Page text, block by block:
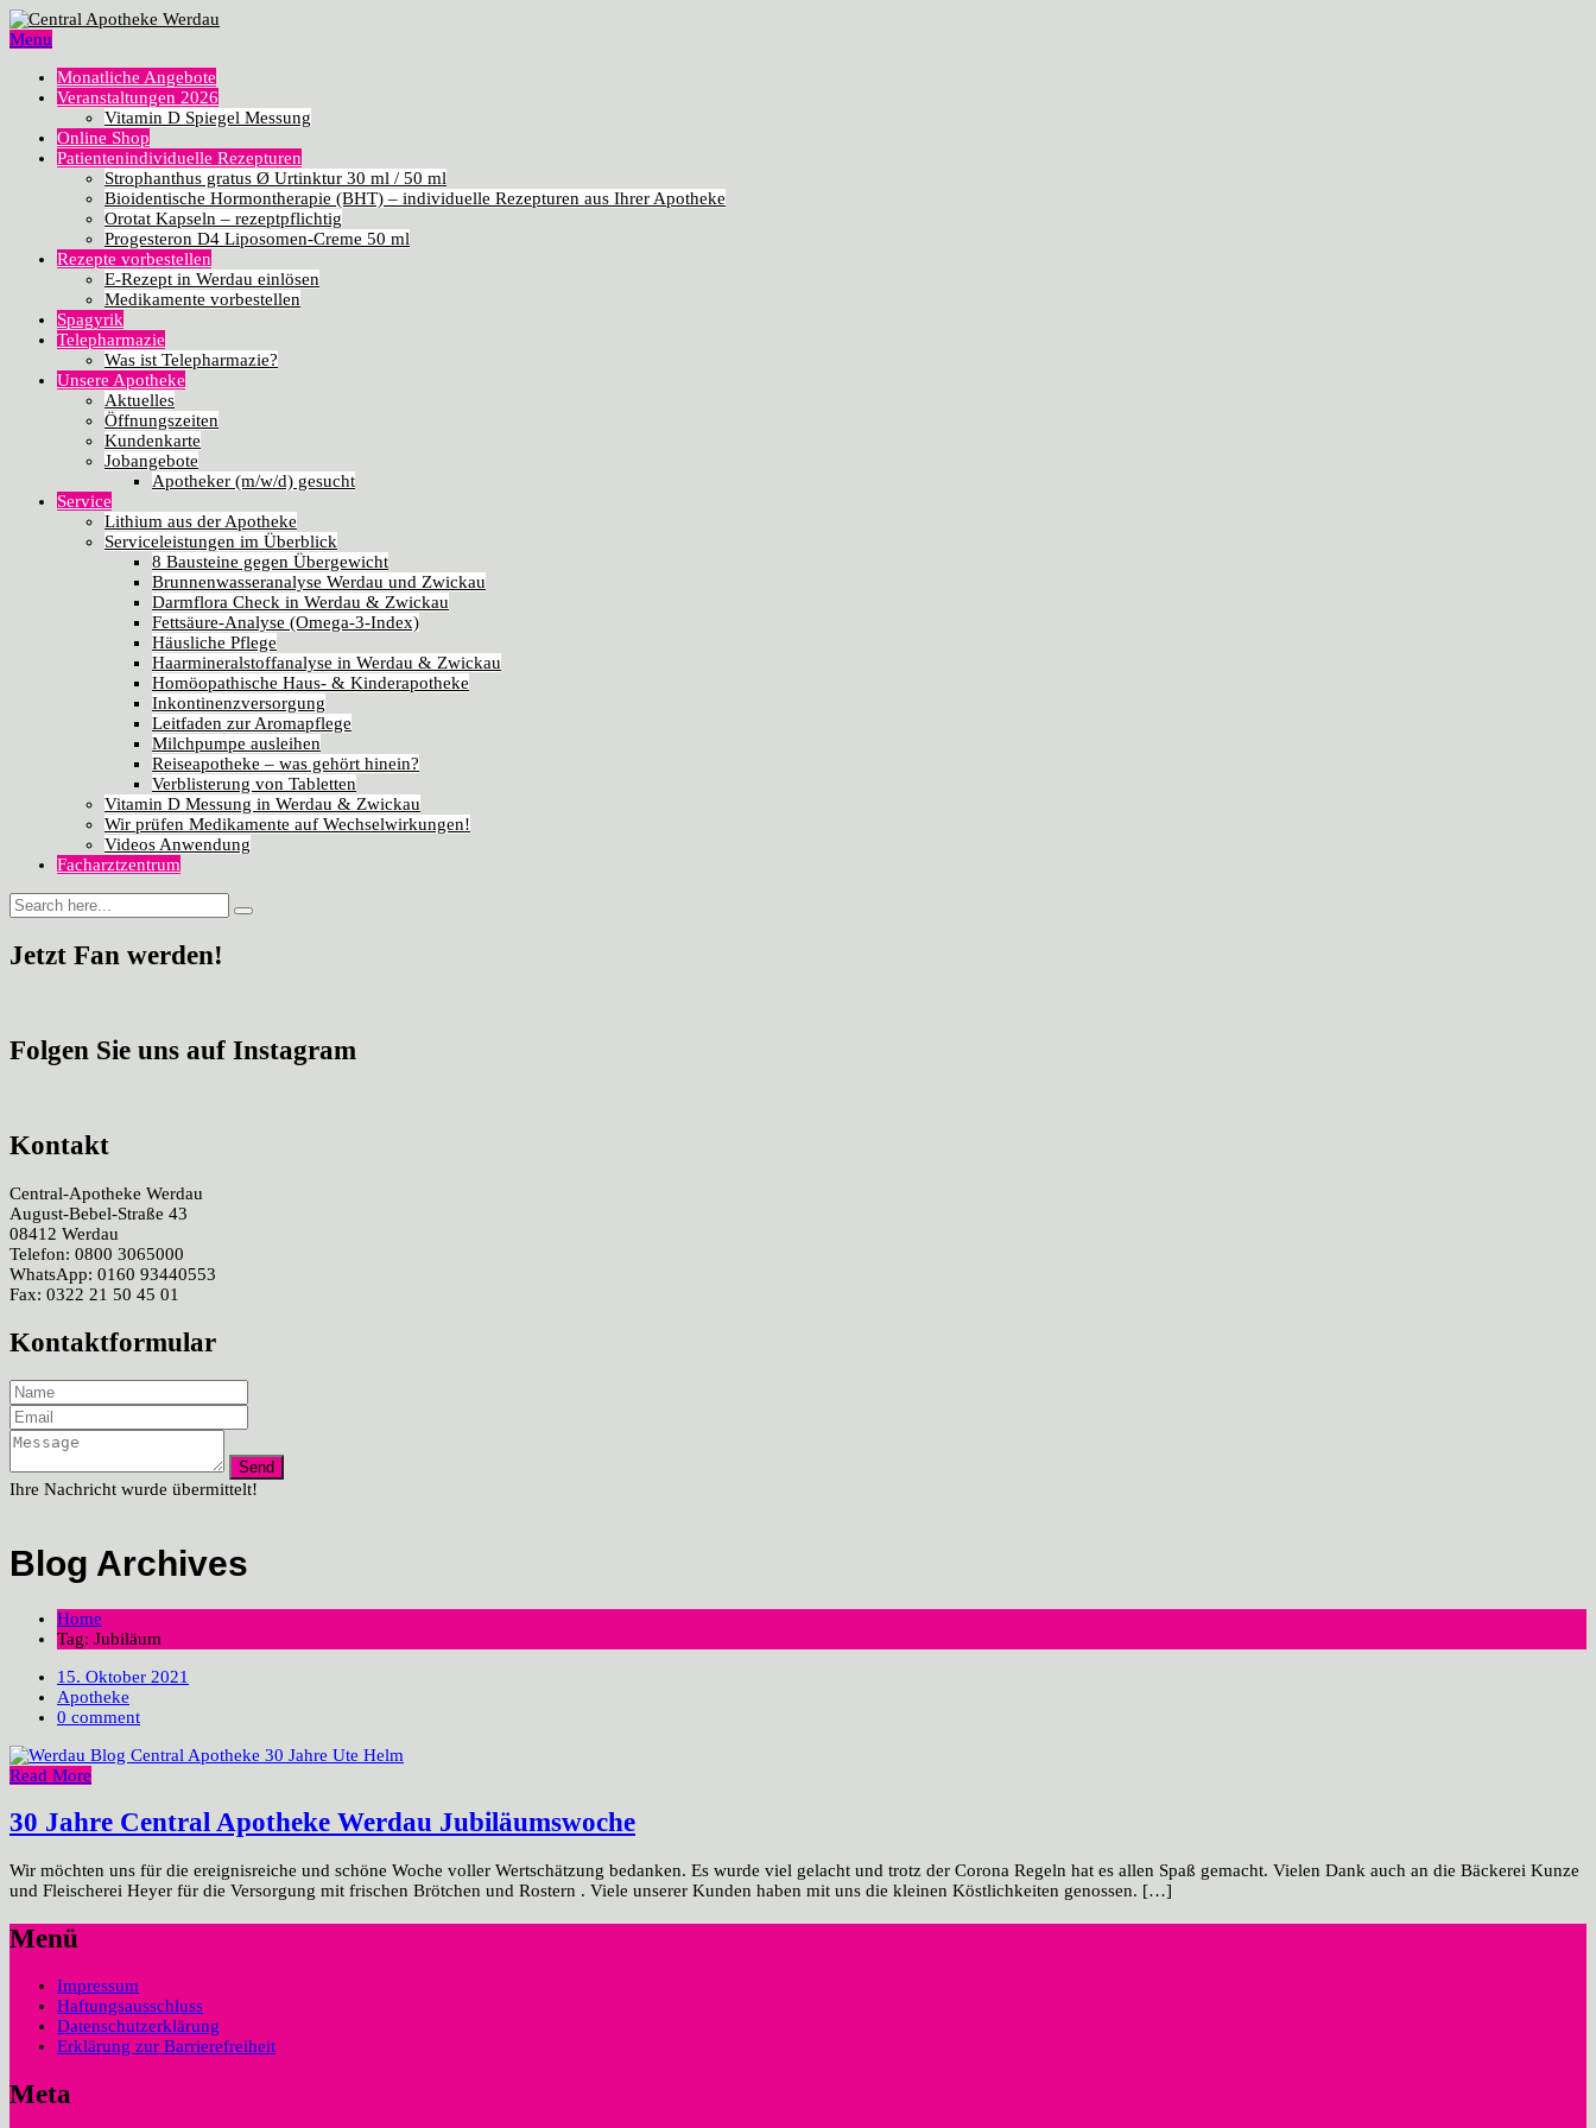
Menu
Monatliche Angebote
Veranstaltungen 2026
Vitamin D Spiegel Messung
Online Shop
Patientenindividuelle Rezepturen
Strophanthus gratus Ø Urtinktur 30 ml / 50 ml
Bioidentische Hormontherapie (BHT) – individuelle Rezepturen aus Ihrer Apotheke
Orotat Kapseln – rezeptpflichtig
Progesteron D4 Liposomen-Creme 50 ml
Rezepte vorbestellen
E-Rezept in Werdau einlösen
Medikamente vorbestellen
Spagyrik
Telepharmazie
Was ist Telepharmazie?
Unsere Apotheke
Aktuelles
Öffnungszeiten
Kundenkarte
Jobangebote
Apotheker (m/w/d) gesucht
Service
Lithium aus der Apotheke
Serviceleistungen im Überblick
8 Bausteine gegen Übergewicht
Brunnenwasseranalyse Werdau und Zwickau
Darmflora Check in Werdau & Zwickau
Fettsäure-Analyse (Omega-3-Index)
Häusliche Pflege
Haarmineralstoffanalyse in Werdau & Zwickau
Homöopathische Haus- & Kinderapotheke
Inkontinenzversorgung
Leitfaden zur Aromapflege
Milchpumpe ausleihen
Reiseapotheke – was gehört hinein?
Verblisterung von Tabletten
Vitamin D Messung in Werdau & Zwickau
Wir prüfen Medikamente auf Wechselwirkungen!
Videos Anwendung
Facharztzentrum
Jetzt Fan werden!
Folgen Sie uns auf Instagram
Kontakt
Central-Apotheke Werdau
August-Bebel-Straße 43
08412 Werdau
Telefon: 0800 3065000
WhatsApp: 0160 93440553
Fax: 0322 21 50 45 01
Kontaktformular
Ihre Nachricht wurde übermittelt!
Blog Archives
Home
Tag: Jubiläum
15. Oktober 2021
Apotheke
0 comment
Read More
30 Jahre Central Apotheke Werdau Jubiläumswoche
Wir möchten uns für die ereignisreiche und schöne Woche voller Wertschätzung bedanken. Es wurde viel gelacht und trotz der Corona Regeln hat es allen Spaß gemacht. Vielen Dank auch an die Bäckerei Kunze
und Fleischerei Heyer für die Versorgung mit frischen Brötchen und Rostern . Viele unserer Kunden haben mit uns die kleinen Köstlichkeiten genossen. […]
Menü
Impressum
Haftungsausschluss
Datenschutzerklärung
Erklärung zur Barrierefreiheit
Meta